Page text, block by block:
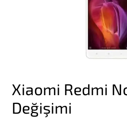
Xiaomi Redmi
Değişimi